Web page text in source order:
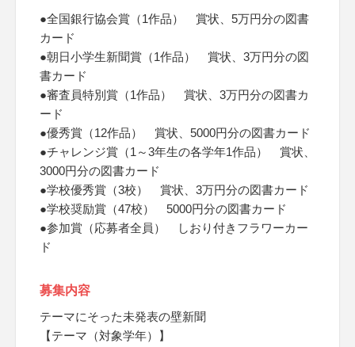
●全国銀行協会賞（1作品） 賞状、5万円分の図書
カード
●朝日小学生新聞賞（1作品） 賞状、3万円分の図
書カード
●審査員特別賞（1作品） 賞状、3万円分の図書カ
ード
●優秀賞（12作品） 賞状、5000円分の図書カード
●チャレンジ賞（1～3年生の各学年1作品） 賞状、
3000円分の図書カード
●学校優秀賞（3校） 賞状、3万円分の図書カード
●学校奨励賞（47校） 5000円分の図書カード
●参加賞（応募者全員） しおり付きフラワーカー
ド
募集内容
テーマにそった未発表の壁新聞
【テーマ（対象学年）】